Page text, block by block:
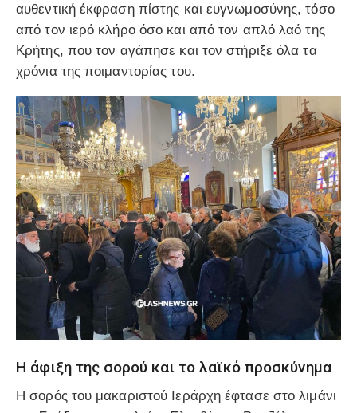
αυθεντική έκφραση πίστης και ευγνωμοσύνης, τόσο
από τον ιερό κλήρο όσο και από τον απλό λαό της
Κρήτης, που τον αγάπησε και τον στήριξε όλα τα
χρόνια της ποιμαντορίας του.
Η άφιξη της σορού και το λαϊκό προσκύνημα
Η σορός του μακαριστού Ιεράρχη έφτασε στο λιμάνι